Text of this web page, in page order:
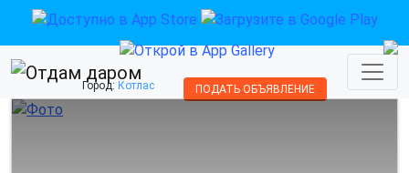
Город: Котлас ПОДАТЬ ОБЪЯВЛЕНИЕ